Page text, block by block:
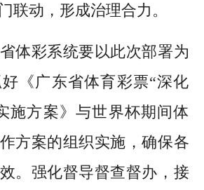
联动，形成治理合力。
体彩系统要以此次部署为
《广东省体育彩票“深化
施方案》与世界杯期间体
方案的组织实施，确保各
。强化督导督查督办，接